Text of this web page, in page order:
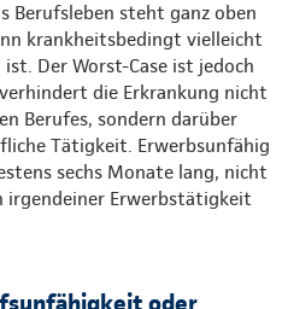
Berufsleben steht ganz oben
krankheitsbedingt vielleicht
Der Worst-Case ist jedoch
die Erkrankung nicht
Berufes, sondern darüber
Tätigkeit. Erwerbsunfähig
sechs Monate lang, nicht
irgendeiner Erwerbstätigkeit